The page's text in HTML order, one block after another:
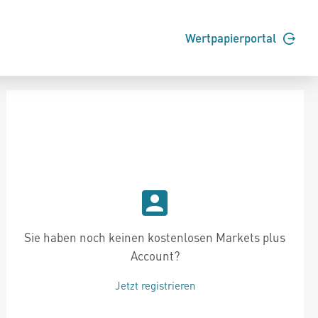
Wertpapierportal
Sie haben noch keinen kostenlosen Markets plus
Account?
Jetzt registrieren